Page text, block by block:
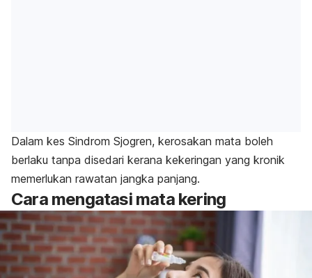
Dalam kes Sindrom Sjogren, kerosakan mata boleh
berlaku tanpa disedari kerana kekeringan yang kronik
memerlukan rawatan jangka panjang.
Cara mengatasi mata kering